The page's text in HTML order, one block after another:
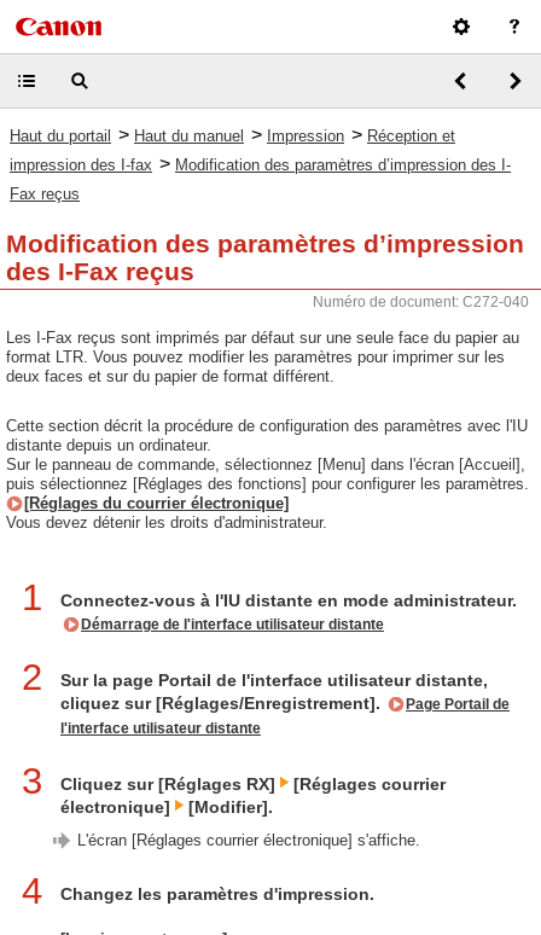
Haut du portail > Haut du manuel > Impression > Réception et
impression des I-fax > Modification des paramètres d’impression des I-
Fax reçus
Modification des paramètres d’impression
des I-Fax reçus
Numéro de document: C272-040
Les I-Fax reçus sont imprimés par défaut sur une seule face du papier au
format LTR. Vous pouvez modifier les paramètres pour imprimer sur les
deux faces et sur du papier de format différent.
Cette section décrit la procédure de configuration des paramètres avec l'IU
distante depuis un ordinateur.
Sur le panneau de commande, sélectionnez [Menu] dans l'écran [Accueil],
puis sélectionnez [Réglages des fonctions] pour configurer les paramètres.
[Réglages du courrier électronique]
Vous devez détenir les droits d'administrateur.
1 Connectez-vous à l'IU distante en mode administrateur.
Démarrage de l'interface utilisateur distante
2
Sur la page Portail de l'interface utilisateur distante,
cliquez sur [Réglages/Enregistrement].
Page Portail de
l'interface utilisateur distante
3 Cliquez sur [Réglages RX]
[Réglages courrier
électronique]
[Modifier].
L'écran [Réglages courrier électronique] s'affiche.
4 Changez les paramètres d'impression.